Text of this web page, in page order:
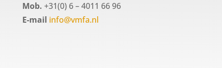
Mob. +31(0) 6 – 4011 66 96
E-mail info@vmfa.nl